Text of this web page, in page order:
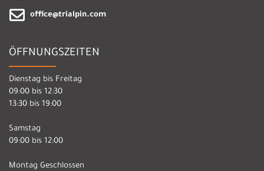
office@trialpin.com
ÖFFNUNGSZEITEN
Dienstag bis Freitag
09:00 bis 12:30
13:30 bis 19:00
Samstag
09:00 bis 12:00
Montag Geschlossen